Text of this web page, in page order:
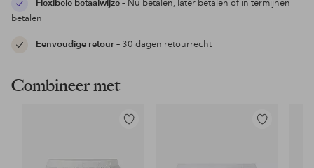
Flexibele betaalwijze– Nu betalen, later betalen of in termijnen
betalen
Eenvoudige retour– 30 dagen retourrecht
Combineer met
Toevoegen
Toevoegen